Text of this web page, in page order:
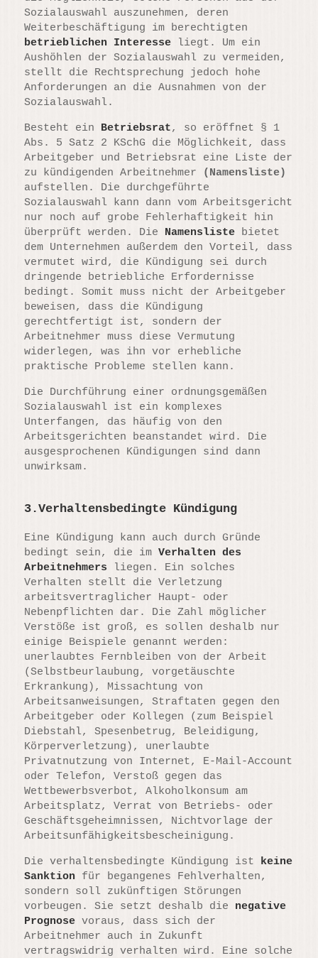
Sozialauswahl auszunehmen, deren
Weiterbeschäftigung im berechtigten
betrieblichen Interesse liegt. Um ein
Aushöhlen der Sozialauswahl zu vermeiden,
stellt die Rechtsprechung jedoch hohe
Anforderungen an die Ausnahmen von der
Sozialauswahl.
Besteht ein Betriebsrat, so eröffnet § 1
Abs. 5 Satz 2 KSchG die Möglichkeit, dass
Arbeitgeber und Betriebsrat eine Liste der
zu kündigenden Arbeitnehmer (Namensliste)
aufstellen. Die durchgeführte
Sozialauswahl kann dann vom Arbeitsgericht
nur noch auf grobe Fehlerhaftigkeit hin
überprüft werden. Die Namensliste bietet
dem Unternehmen außerdem den Vorteil, dass
vermutet wird, die Kündigung sei durch
dringende betriebliche Erfordernisse
bedingt. Somit muss nicht der Arbeitgeber
beweisen, dass die Kündigung
gerechtfertigt ist, sondern der
Arbeitnehmer muss diese Vermutung
widerlegen, was ihn vor erhebliche
praktische Probleme stellen kann.
Die Durchführung einer ordnungsgemäßen
Sozialauswahl ist ein komplexes
Unterfangen, das häufig von den
Arbeitsgerichten beanstandet wird. Die
ausgesprochenen Kündigungen sind dann
unwirksam.
3.Verhaltensbedingte Kündigung
Eine Kündigung kann auch durch Gründe
bedingt sein, die imVerhalten des
Arbeitnehmers liegen. Ein solches
Verhalten stellt die Verletzung
arbeitsvertraglicher Haupt- oder
Nebenpflichten dar. Die Zahl möglicher
Verstöße ist groß, es sollen deshalb nur
einige Beispiele genannt werden:
unerlaubtes Fernbleiben von der Arbeit
(Selbstbeurlaubung, vorgetäuschte
Erkrankung), Missachtung von
Arbeitsanweisungen, Straftaten gegen den
Arbeitgeber oder Kollegen (zum Beispiel
Diebstahl, Spesenbetrug, Beleidigung,
Körperverletzung), unerlaubte
Privatnutzung von Internet, E-Mail-Account
oder Telefon, Verstoß gegen das
Wettbewerbsverbot, Alkoholkonsum am
Arbeitsplatz, Verrat von Betriebs- oder
Geschäftsgeheimnissen, Nichtvorlage der
Arbeitsunfähigkeitsbescheinigung.
Die verhaltensbedingte Kündigung ist keine
Sanktion für begangenes Fehlverhalten,
sondern soll zukünftigen Störungen
vorbeugen. Sie setzt deshalb die negative
Prognose voraus, dass sich der
Arbeitnehmer auch in Zukunft
vertragswidrig verhalten wird. Eine solche